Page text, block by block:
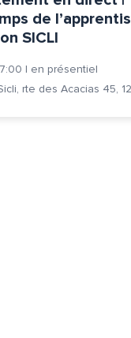
de
SICLI
| en présentiel